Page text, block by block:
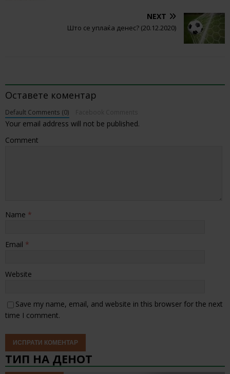
NEXT
Што се уплаќа денес? (20.12.2020)
Оставете коментар
Default Comments (0)
Your email address will not be published.
Comment
Name *
Email *
Website
Save my name, email, and website in this browser for the next
time I comment.
ТИП НА ДЕНОТ